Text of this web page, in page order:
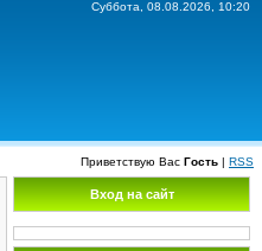
Суббота, 08.08.2026, 10:20
Приветствую Вас Гость | RSS
Вход на сайт